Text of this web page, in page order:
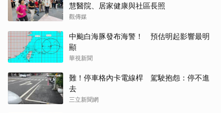
慧醫院、居家健康與社區長照
觀傳媒
中颱白海豚發布海警！ 預估明起影響最明
顯
華視新聞
難！停車格內卡電線桿 駕駛抱怨：停不進
去
三立新聞網